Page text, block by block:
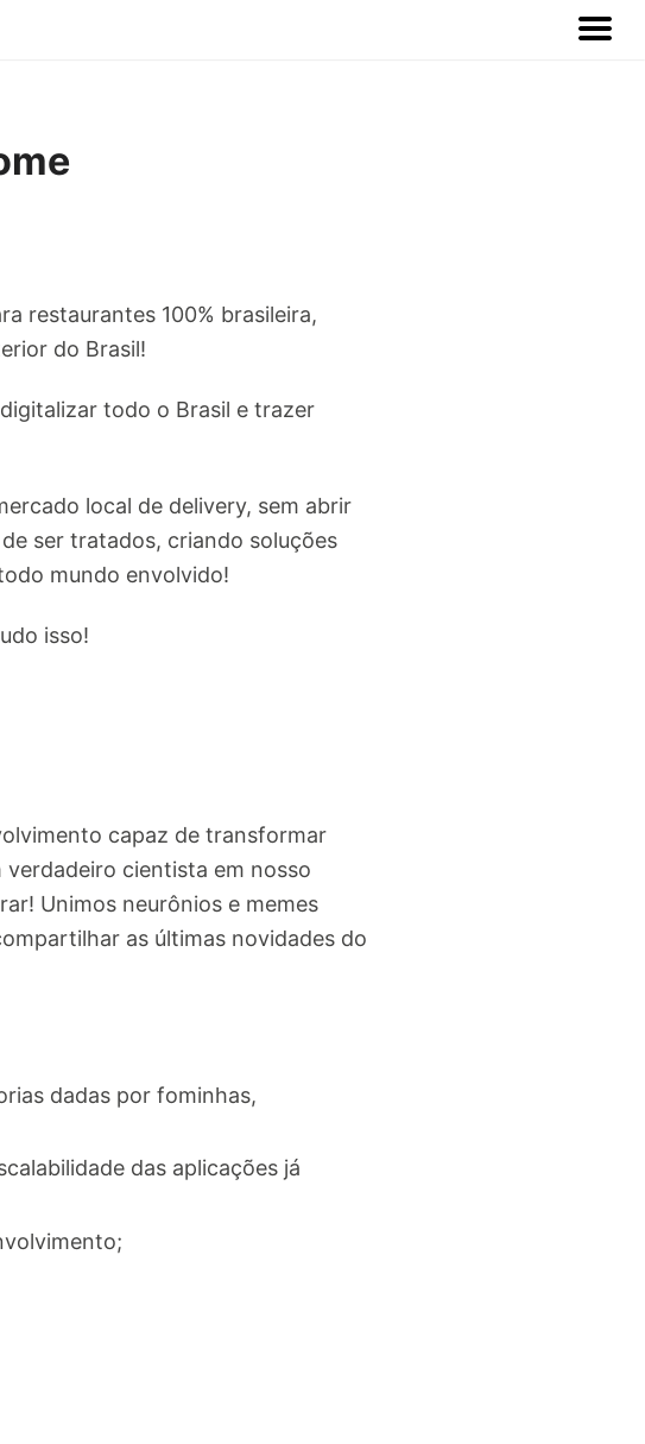
restaurantes 100% brasileira,
do Brasil!
todo o Brasil e trazer
local de delivery, sem abrir
ser tratados, criando soluções
mundo envolvido!
isso!
capaz de transformar
verdadeiro cientista em nosso
Unimos neurônios e memes
as últimas novidades do
dadas por fominhas,
das aplicações já